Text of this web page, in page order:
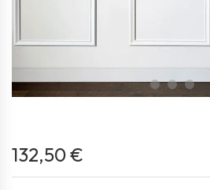
132,50 €